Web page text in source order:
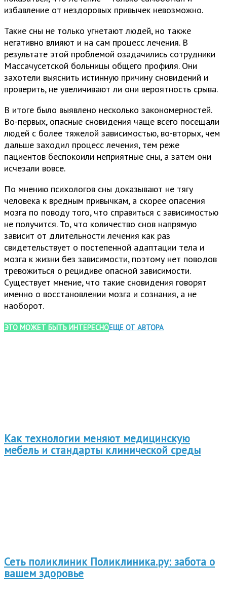
избавление от нездоровых привычек невозможно.
Такие сны не только угнетают людей, но также
негативно влияют и на сам процесс лечения. В
результате этой проблемой озадачились сотрудники
Массачусетской больницы общего профиля. Они
захотели выяснить истинную причину сновидений и
проверить, не увеличивают ли они вероятность срыва.
В итоге было выявлено несколько закономерностей.
Во-первых, опасные сновидения чаще всего посещали
людей с более тяжелой зависимостью, во-вторых, чем
дальше заходил процесс лечения, тем реже
пациентов беспокоили неприятные сны, а затем они
исчезали вовсе.
По мнению психологов сны доказывают не тягу
человека к вредным привычкам, а скорее опасения
мозга по поводу того, что справиться с зависимостью
не получится. То, что количество снов напрямую
зависит от длительности лечения как раз
свидетельствует о постепенной адаптации тела и
мозга к жизни без зависимости, поэтому нет поводов
тревожиться о рецидиве опасной зависимости.
Существует мнение, что такие сновидения говорят
именно о восстановлении мозга и сознания, а не
наоборот.
ЭТО МОЖЕТ БЫТЬ ИНТЕРЕСНОЕЩЕ ОТ АВТОРА
Как технологии меняют медицинскую
мебель и стандарты клинической среды
Сеть поликлиник Поликлиника.ру: забота о
вашем здоровье